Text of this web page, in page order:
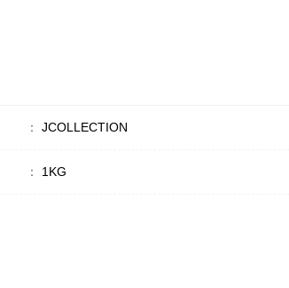
： JCOLLECTION
： 1KG